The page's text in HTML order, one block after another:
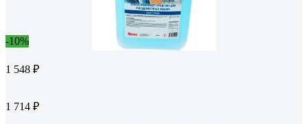
-10%
1 548 ₽
1 714 ₽